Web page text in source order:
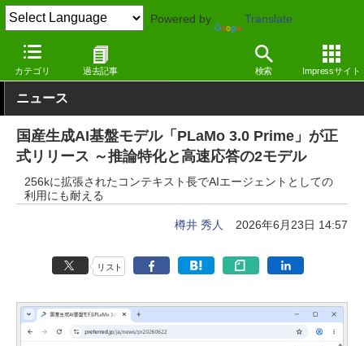
Powered by Translate
カテゴリ 過去記事 検索 Impressサイト
窓の杜 生成AI 基盤モデル
ニュース
国産生成AI基盤モデル「PLaMo 3.0 Prime」が正
式リリース ～推論特化と高速応答の2モデル
256kに拡張されたコンテキスト長でAIエージェントとしての
利用にも耐える
樽井 秀人 2026年6月23日 14:57
リスト